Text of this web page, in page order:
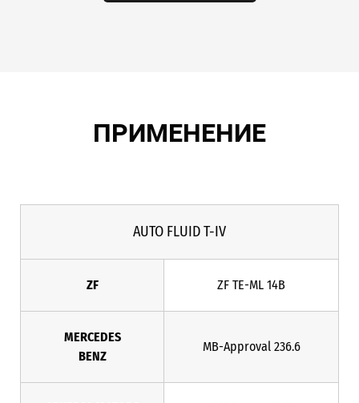
ПРИМЕНЕНИЕ
AUTO FLUID T-IV
ZF ZF TE-ML 14B
MERCEDES
BENZ
MB-Approval 236.6